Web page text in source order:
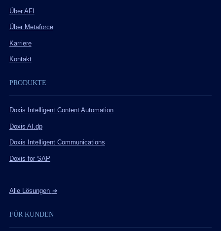
Über AFI
Über Metaforce
Karriere
Kontakt
PRODUKTE
Doxis Intelligent Content Automation
Doxis AI.dp
Doxis Intelligent Communications
Doxis for SAP
Alle Lösungen ➔
FÜR KUNDEN